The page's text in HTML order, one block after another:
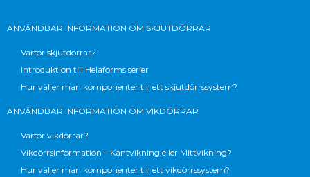
ANVÄNDBAR INFORMATION OM SKJUTDÖRRAR
Varför skjutdörrar?
Introduktion till Helaforms serier
Hur väljer man komponenter till ett skjutdörrssystem?
ANVÄNDBAR INFORMATION OM VIKDÖRRAR
Varför vikdörrar?
Vikdörrsinformation – Kantvikning eller Mittvikning?
Hur väljer man komponenter till ett vikdörrssystem?